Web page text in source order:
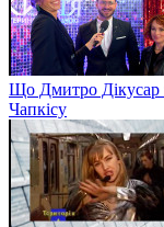
Що Дмитро Дікусар
Чапкісу